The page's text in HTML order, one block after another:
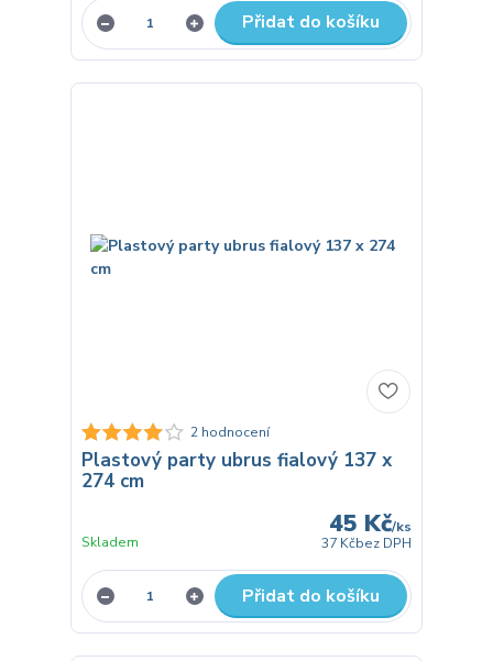
Přidat do košíku
2 hodnocení
Plastový party ubrus fialový 137 x
274 cm
45 Kč/ks
37 Kčbez DPH
Skladem
Přidat do košíku